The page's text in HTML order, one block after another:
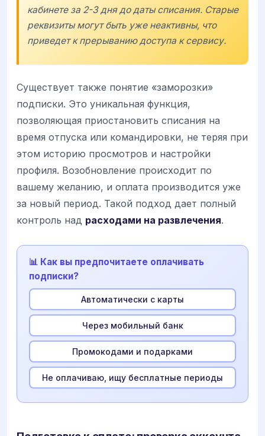
кабинете за 2-3 дня до даты списания. Старые
реквизиты могут быть уже неактивны, что
приведет к прерыванию доступа к сервису.
Существует также понятие «заморозки»
подписки. Это уникальная функция,
позволяющая приостановить списания на
время отпуска или командировки, не теряя при
этом историю просмотров и настройки
профиля. Возобновление происходит по
вашему желанию, и оплата производится уже
за новый период. Такой подход дает полный
контроль над расходами на развлечения.
📊 Как вы предпочитаете оплачивать
подписки?
Автоматически с карты
Через мобильный банк
Промокодами и подарками
Не оплачиваю, ищу бесплатные периоды